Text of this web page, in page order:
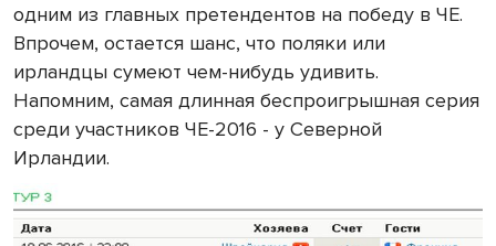
одним из главных претендентов на победу в ЧЕ.
Впрочем, остается шанс, что поляки или
ирландцы сумеют чем-нибудь удивить.
Напомним, самая длинная беспроигрышная серия
среди участников ЧЕ-2016 - у Северной
Ирландии.